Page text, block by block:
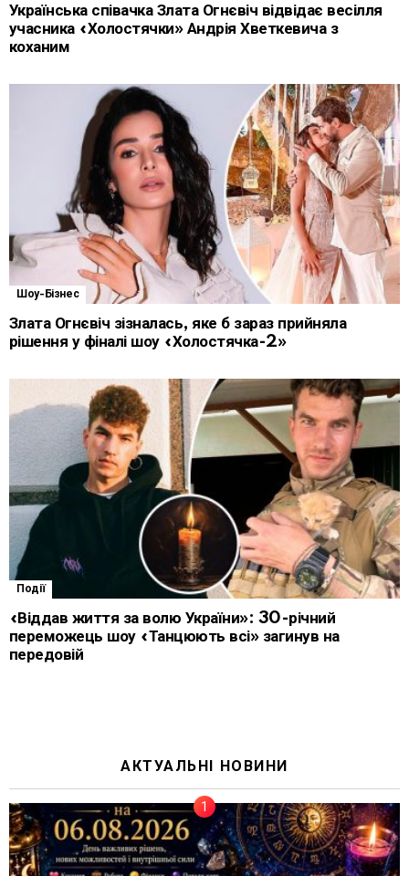
Українська співачка Злата Огнєвіч відвідає весілля
учасника «Холостячки» Андрія Хветкевича з
коханим
Шоу-Бізнес
Злата Огнєвіч зізналась, яке б зараз прийняла
рішення у фіналі шоу «Холостячка-2»
Події
«Віддав життя за волю України»: 30-річний
переможець шоу «Танцюють всі» загинув на
передовій
АКТУАЛЬНІ НОВИНИ